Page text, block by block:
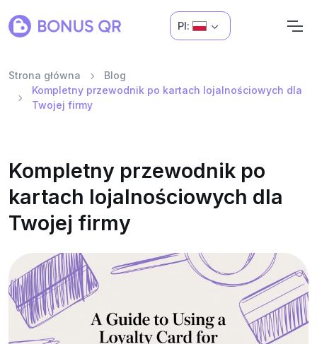
Pl:
Strona główna
Blog
Kompletny przewodnik po kartach lojalnościowych dla
Twojej firmy
Kompletny przewodnik po
kartach lojalnościowych dla
Twojej firmy